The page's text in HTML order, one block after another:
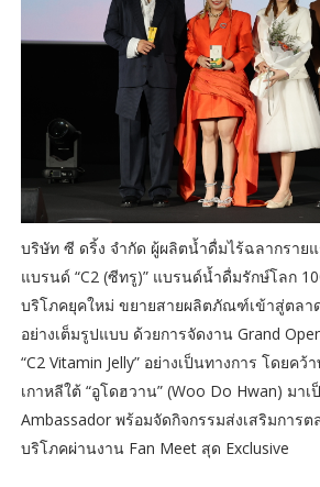
บริษัท ซี ดริ้ง จำกัด ผู้ผลิตน้ำดื่มไร้ฉลากราย
แบรนด์ “C2 (ซีทรู)” แบรนด์น้ำดื่มรักษ์โลก
บริโภคยุคใหม่ ขยายสายผลิตภัณฑ์เข้าสู่ตล
อย่างเต็มรูปแบบ ด้วยการจัดงาน Grand
“C2 Vitamin Jelly” อย่างเป็นทางการ โดยคว้
เกาหลีใต้ “อูโดฮวาน” (Woo Do Hwan) มาเ
Ambassador พร้อมจัดกิจกรรมส่งเสริมการต
บริโภคผ่านงาน Fan Meet สุด Exclusive